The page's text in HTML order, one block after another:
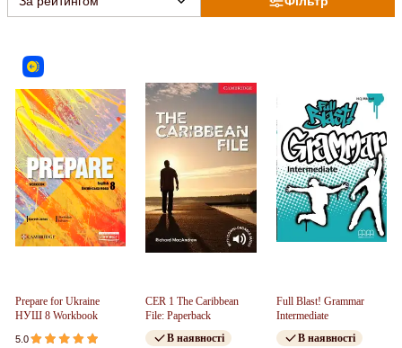
Prepare for Ukraine
НУШ 8 Workbook
5.0
CER 1 The Caribbean
File: Paperback
В наявності
Full Blast! Grammar
Intermediate
В наявності